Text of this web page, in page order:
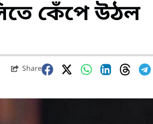
কেঁপে উঠল
Share